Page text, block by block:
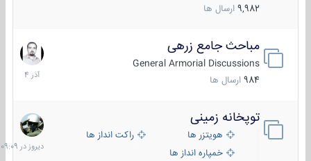
9,982 ارسال ها
مباحث جامع زرهی
General Armorial Discussions
984 ارسال ها
7
آذر
1404
توپخانه زمینی
هویتزر ها
راکت انداز ها
خمپاره انداز ها
دیروز
در
09:09